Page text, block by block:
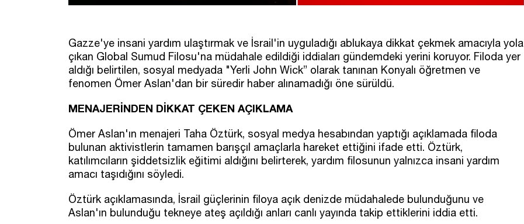
Gazze'ye insani yardım ulaştırmak ve İsrail'in uyguladığı ablukaya dikkat çekmek amacıyla yola
çıkan Global Sumud Filosu'na müdahale edildiği iddiaları gündemdeki yerini koruyor. Filoda yer
aldığı belirtilen, sosyal medyada "Yerli John Wick” olarak tanınan Konyalı öğretmen ve
fenomen Ömer Aslan'dan bir süredir haber alınamadığı öne sürüldü.
MENAJERİNDEN DİKKAT ÇEKEN AÇIKLAMA
Ömer Aslan'ın menajeri Taha Öztürk, sosyal medya hesabından yaptığı açıklamada filoda
bulunan aktivistlerin tamamen barışçıl amaçlarla hareket ettiğini ifade etti. Öztürk,
katılımcıların şiddetsizlik eğitimi aldığını belirterek, yardım filosunun yalnızca insani yardım
amacı taşıdığını söyledi.
Öztürk açıklamasında, İsrail güçlerinin filoya açık denizde müdahalede bulunduğunu ve
Aslan'ın bulunduğu tekneye ateş açıldığı anları canlı yayında takip ettiklerini iddia etti.